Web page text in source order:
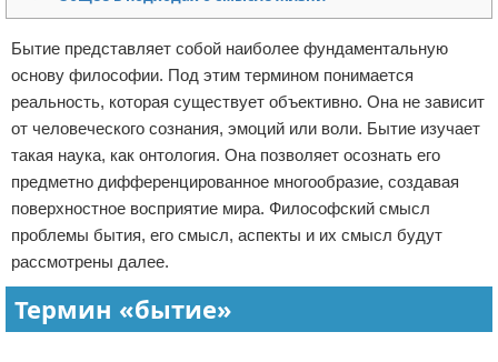
Разное
Бытие представляет собой наиболее фундаментальную
основу философии. Под этим термином понимается
реальность, которая существует объективно. Она не зависит
от человеческого сознания, эмоций или воли. Бытие изучает
такая наука, как онтология. Она позволяет осознать его
предметно дифференцированное многообразие, создавая
поверхностное восприятие мира. Философский смысл
проблемы бытия, его смысл, аспекты и их смысл будут
рассмотрены далее.
Термин «бытие»